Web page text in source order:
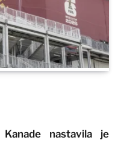
Kanade nastavila je